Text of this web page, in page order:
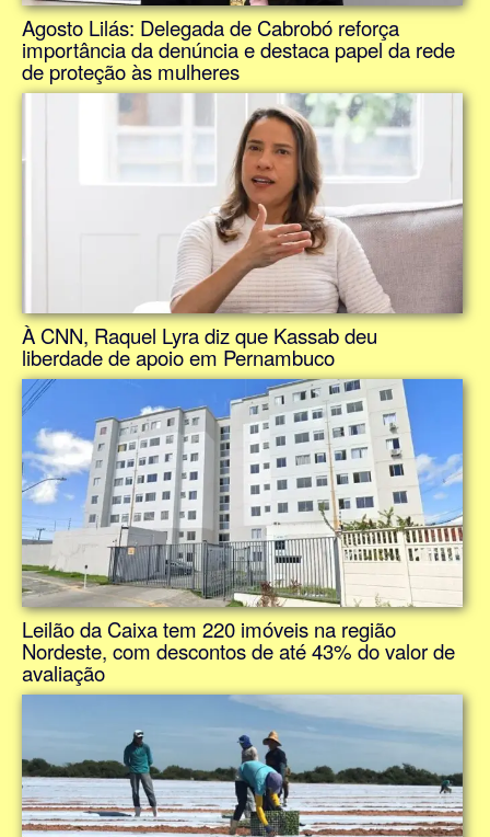
Agosto Lilás: Delegada de Cabrobó reforça
importância da denúncia e destaca papel da rede
de proteção às mulheres
À CNN, Raquel Lyra diz que Kassab deu
liberdade de apoio em Pernambuco
Leilão da Caixa tem 220 imóveis na região
Nordeste, com descontos de até 43% do valor de
avaliação